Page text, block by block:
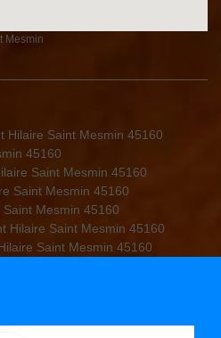
Mesmin
Hilaire Saint Mesmin 45160
45160
Saint Mesmin 45160
Saint Mesmin 45160
Mesmin 45160
Hilaire Saint Mesmin 45160
Saint Mesmin 45160